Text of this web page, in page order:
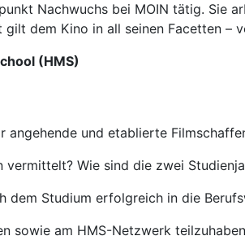
Nachwuchs bei MOIN tätig. Sie
dem Kino in all seinen Facetten –
(HMS)
und etablierte
vermittelt? Wie sind die zwei
dem Studium erfolgreich in die
sowie am HMS-Netzwerk